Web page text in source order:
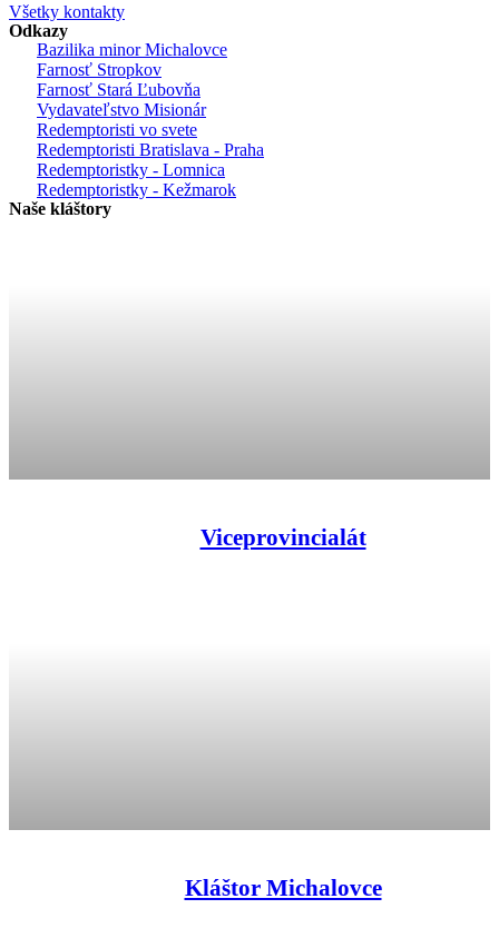
Všetky kontakty
Odkazy
Bazilika minor Michalovce
Farnosť Stropkov
Farnosť Stará Ľubovňa
Vydavateľstvo Misionár
Redemptoristi vo svete
Redemptoristi Bratislava - Praha
Redemptoristky - Lomnica
Redemptoristky - Kežmarok
Naše kláštory
Viceprovincialát
Kláštor Michalovce